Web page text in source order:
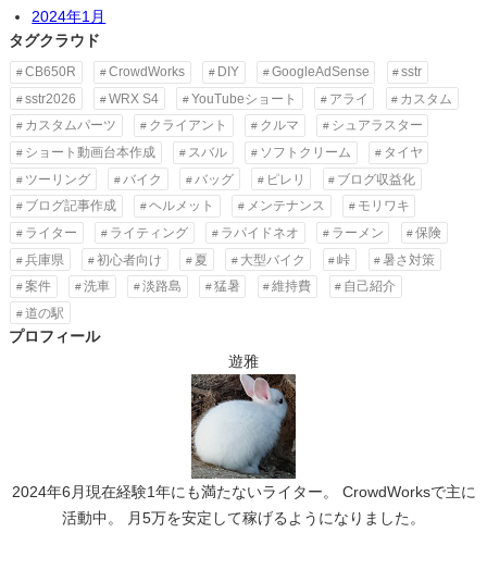
2024年1月
タグクラウド
CB650R CrowdWorks DIY GoogleAdSense
sstr
sstr2026
WRX S4 YouTubeショート アライ
カスタム
カスタムパーツ
クライアント クルマ
シュアラスター
ショート動画台本作成
スバル ソフトクリーム
タイヤ
ツーリング
バイク バッグ ピレリ
ブログ収益化
ブログ記事作成
ヘルメット メンテナンス
モリワキ
ライター
ライティング ラパイドネオ ラーメン
保険
兵庫県
初心者向け 夏 大型バイク 峠
暑さ対策
案件
洗車 淡路島 猛暑 維持費
自己紹介
道の駅
プロフィール
遊雅
2024年6月現在経験1年にも満たないライター。 CrowdWorksで主に
活動中。 月5万を安定して稼げるようになりました。